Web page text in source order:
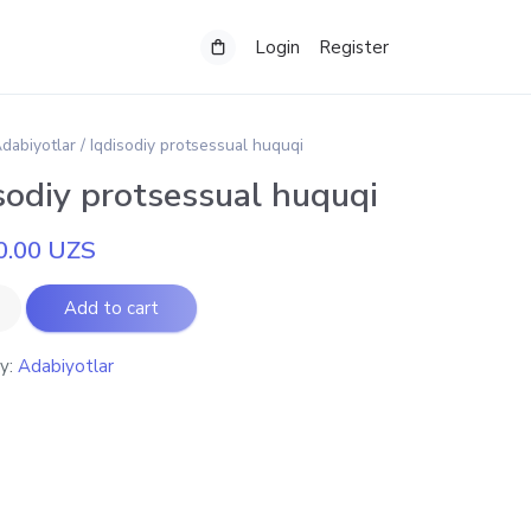
Login Register
/ Iqdisodiy protsessual huquqi
protsessual huquqi
UZS
Add to cart
Adabiyotlar